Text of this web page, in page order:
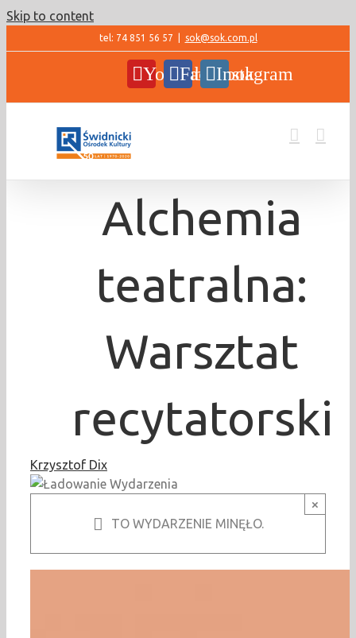
Skip to content
tel: 74 851 56 57 sok@sok.com.pl
YouTubeFacebookInstagram
Alchemia
teatralna:
Warsztat
recytatorski
Krzysztof Dix
×
TO WYDARZENIE MINĘŁO.